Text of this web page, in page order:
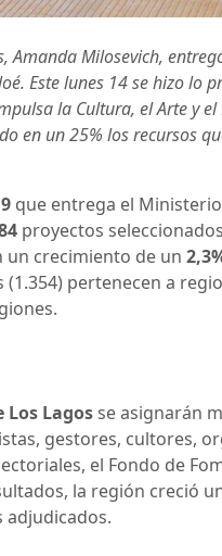
Amanda Milosevich,
Este lunes 14 se hizo lo
la Cultura, el Arte y
en un 25% los recursos
que entrega el
proyectos
crecimiento de un
(1.354) pertenecen a
Los Lagosse asignarán
gestores, cultores,
el Fondo de
la región creció
adjudicados.